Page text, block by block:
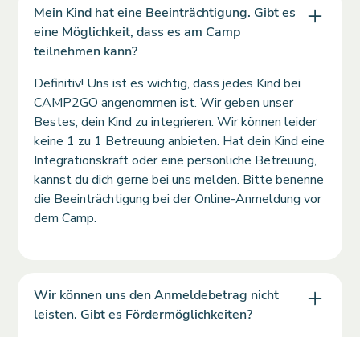
Mein Kind hat eine Beeinträchtigung. Gibt es
eine Möglichkeit, dass es am Camp
teilnehmen kann?
Definitiv! Uns ist es wichtig, dass jedes Kind bei
CAMP2GO angenommen ist. Wir geben unser
Bestes, dein Kind zu integrieren. Wir können leider
keine 1 zu 1 Betreuung anbieten. Hat dein Kind eine
Integrationskraft oder eine persönliche Betreuung,
kannst du dich gerne bei uns melden. Bitte benenne
die Beeinträchtigung bei der Online-Anmeldung vor
dem Camp.
Wir können uns den Anmeldebetrag nicht
leisten. Gibt es Fördermöglichkeiten?